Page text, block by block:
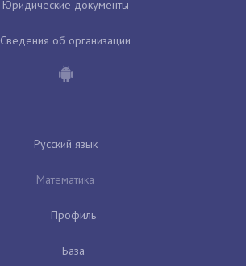
Юридические документы
Сведения об организации
Русский язык
Математика
Профиль
База